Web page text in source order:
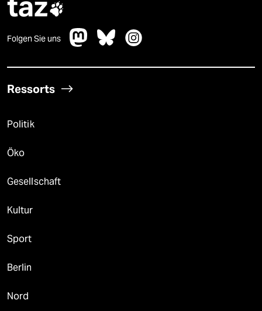

Folgen Sie uns
Ressorts
Politik
Öko
Gesellschaft
Kultur
Sport
Berlin
Nord